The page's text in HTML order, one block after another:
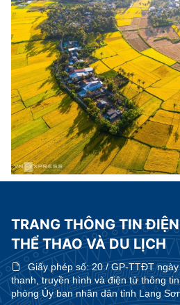
TRANG THÔNG TIN
THỂ THAO VÀ DU LỊCH
Giấy phép số:20 / GP-TTĐT
thanh, truyền hình và điện tử thông
phòng Ủy ban nhân dân tỉnh Lạng